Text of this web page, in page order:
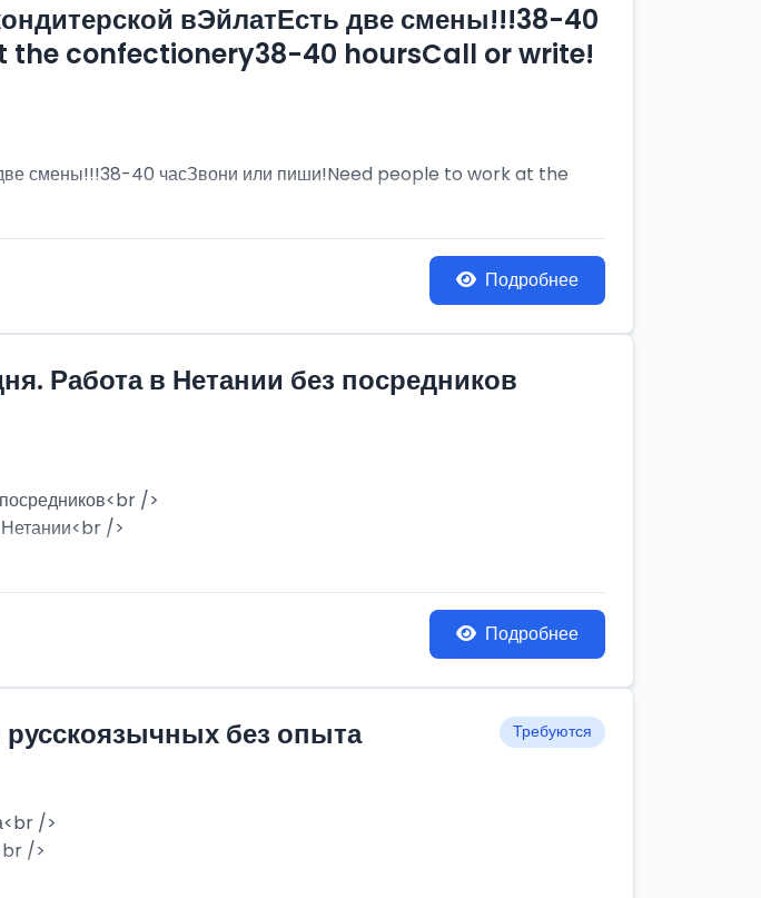
вЭйлатЕсть две смены!!!38-40
the confectionery38-40 hoursCall or write!
смены!!!38-40 часЗвони или пиши!Need people to work at the
Подробнее
Работа в Нетании без посредников
/>
Нетании<br />
Подробнее
без опыта Требуются
/>
/>